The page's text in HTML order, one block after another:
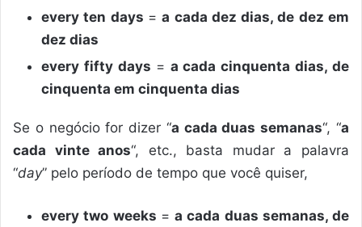
every ten days =a cada dez dias, de dez em
dez dias
every fifty days = a cada cinquenta dias, de
cinquenta em cinquenta dias
Se o negócio for dizer “a cada duas semanas“, “a
cada vinte anos“, etc., basta mudar a palavra
“day” pelo período de tempo que você quiser,
every two weeks = a cada duas semanas, de